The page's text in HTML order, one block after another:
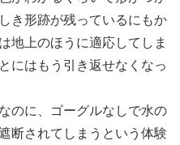
き形跡が残っているにもか
地上のほうに適応してしま
にはもう引き返せなくなっ
のに、ゴーグルなしで水の
断されてしまうという体験